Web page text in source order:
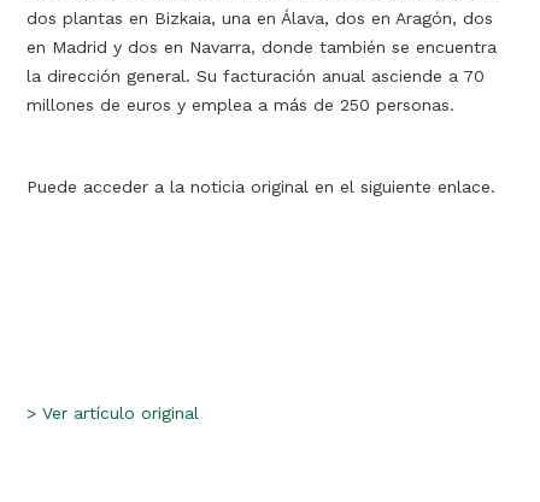
dos plantas en Bizkaia, una en Álava, dos en Aragón, dos
en Madrid y dos en Navarra, donde también se encuentra
la dirección general. Su facturación anual asciende a 70
millones de euros y emplea a más de 250 personas.
Puede acceder a la noticia original en el siguiente enlace.
> Ver artículo original